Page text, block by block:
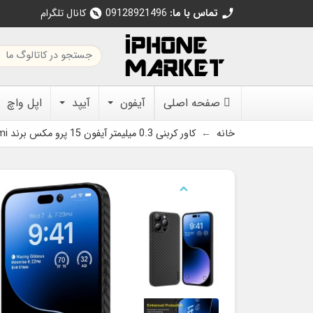
call تماس با ما: 09128921496
explore کانال تلگرام
صفحه اصلی آیفون آیپد اپل واچ
خانه کاور کربنی 0.3 میلیمتر آیفون 15 پرو مکس برند Memumi
